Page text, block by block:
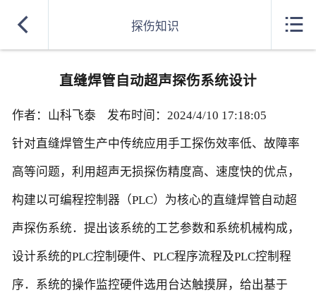
超声波探伤设备型号
探伤设备生产厂家
合作单位
探伤知识
 探伤知识 
直缝焊管自动超声探伤系统设计
作者：山科飞泰 发布时间：2024/4/10 17:18:05
针对直缝焊管生产中传统应用手工探伤效率低、故障率
高等问题，利用超声无损探伤精度高、速度快的优点，
构建以可编程控制器（PLC）为核心的直缝焊管自动超
声探伤系统．提出该系统的工艺参数和系统机械构成，
设计系统的PLC控制硬件、PLC程序流程及PLC控制程
序．系统的操作监控硬件选用台达触摸屏，给出基于